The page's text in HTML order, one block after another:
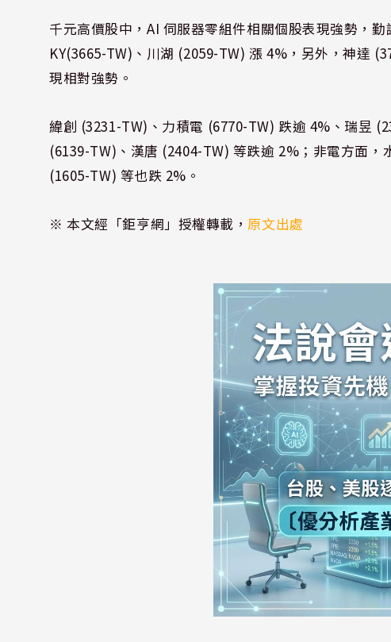
千元高價股中，AI 伺服器零組件相關個股表現強勢，
KY(3665-TW)、川湖 (2059-TW) 漲 4%，另外，神達
現相對強勢。
緯創 (3231-TW)、力積電 (6770-TW) 跌逾 4%、瑞昱
(6139-TW)、漢唐 (2404-TW) 等跌逾 2%；非電方面
(1605-TW) 等也跌 2%。
※ 本文經「鉅亨網」授權轉載，原文出處